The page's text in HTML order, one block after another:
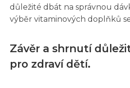
důležité dbát na správnou
výběr vitaminových doplňků
Závěr a shrnutí
pro zdraví dětí.